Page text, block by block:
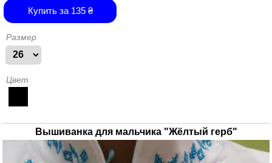
Купить за 135₴
Размер
Цвет
Вышиванка для мальчика "Жёлтый герб"